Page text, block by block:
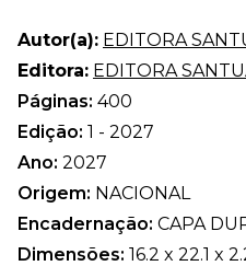
Autor(a): EDITORA
Editora: EDITORA
Páginas: 400
Edição: 1 - 2027
Ano: 2027
Origem: NACIONAL
Encadernação: CAPA
Dimensões: 16.2 x 22.1 x